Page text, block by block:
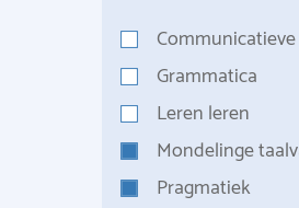
Grammatica
Leren leren
Mondelinge
Pragmatiek